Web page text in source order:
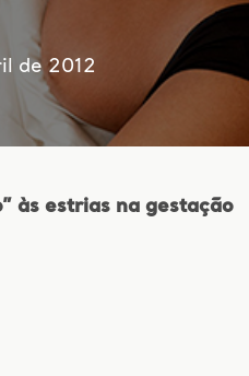
de 2012
às estrias na gestação